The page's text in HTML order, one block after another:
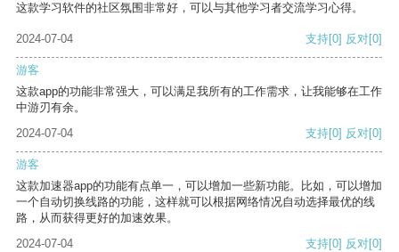
这款学习软件的社区氛围非常好，可以与其他学习者交流学习心得。
2024-07-04 支持[0] 反对[0]
游客
这款app的功能非常强大，可以满足我所有的工作需求，让我能够在工作
中游刃有余。
2024-07-04
支持[0] 反对[0]
游客
这款加速器app的功能有点单一，可以增加一些新功能。比如，可以增加
一个自动切换线路的功能，这样就可以根据网络情况自动选择最优的线
路，从而获得更好的加速效果。
2024-07-04
支持[0] 反对[0]